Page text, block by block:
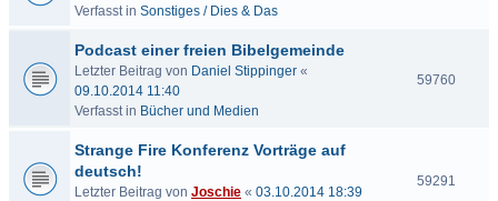
Verfasst in Sonstiges / Dies & Das
Podcast einer freien Bibelgemeinde
Letzter Beitrag von Daniel Stippinger «
09.10.2014 11:40
Verfasst in Bücher und Medien
59760
Strange Fire Konferenz Vorträge auf
deutsch!
Letzter Beitrag von Joschie « 03.10.2014 18:39
59291